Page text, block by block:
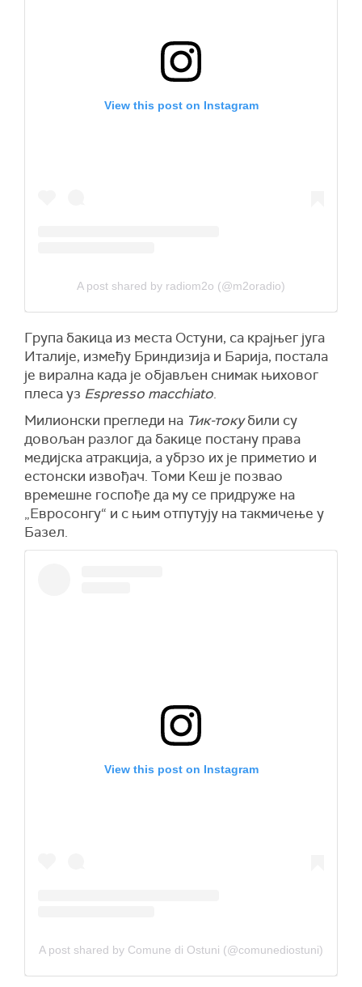
View this post on Instagram
A post shared by radiom2o (@m2oradio)
Група бакица из места Остуни, са крајњег југа
Италије, између Бриндизија и Барија, постала
је вирална када је објављен снимак њиховог
плеса уз Espresso macchiato.
Милионски прегледи на Тик-токубили су
довољан разлог да бакице постану права
медијска атракција, а убрзо их је приметио и
естонски извођач. Томи Кеш је позвао
времешне госпође да му се придруже на
„Евросонгу“ и с њим отпутују на такмичење у
Базел.
View this post on Instagram
A post shared by Comune di Ostuni (@comunediostuni)